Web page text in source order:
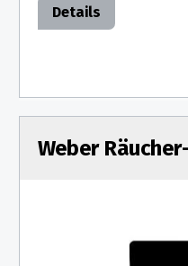
Details
Weber